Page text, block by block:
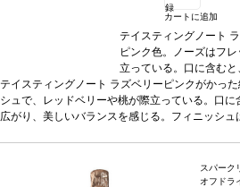
録
カートに追加
テイスティングノート
ピンク色。ノーズはフ
立っている。口に含む
り、美しいバランスを
フレッシュなレッドカ
理デザートのお供に、
テイスティングノート ラズベリーピンクがかっ
シュで、レッドベリーや桃が際立っている。口
広がり、美しいバランスを感じる。フィニッシ
スパーク
オフドラ